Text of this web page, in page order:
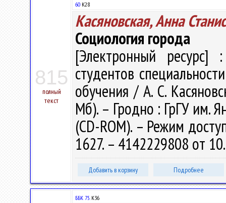
815
полный
текст
60 К28
Касяновская, Анна
Социология города
[Электронный ресурс]
студентов
обучения / А. С.
Мб). – Гродно : ГрГУ им.
(CD-ROM). – Режим
1627. – 4142229808 от
Добавить в корзину Подробнее
ББК 75.К36